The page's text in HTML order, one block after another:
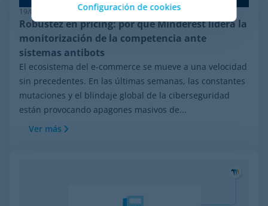
19/06/2026
Robustez en pricing: por qué Minderest lidera la
monitorización de la competencia ante
sistemas antibots
El ecosistema del e-commerce se mueve a una velocidad
sin precedentes. En las últimas semanas, las constantes
mutaciones y el blindaje global de la ciberseguridad
están provocando apagones masivos de...
Ver más
Configuración de cookies